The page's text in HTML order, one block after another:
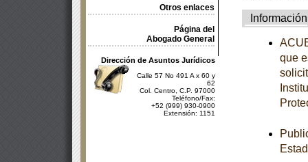
Otros enlaces
Página del
Abogado General
Dirección de Asuntos Jurídicos
Calle 57 No 491 A x 60 y
62
Col. Centro, C.P. 97000
Teléfono/Fax:
+52 (999) 930-0900
Extensión: 1151
Información
que